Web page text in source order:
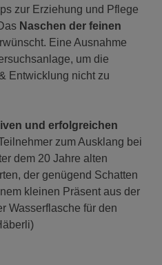
zur Erziehung und Pflege
Naschen der feinen
Eine Ausnahme
um die
Entwicklung nicht zu
und erfolgreichen
zum Ausklang bei
dem 20 Jahre alten
der genügend Schatten
kleinen Präsent aus der
Wasserflasche für den